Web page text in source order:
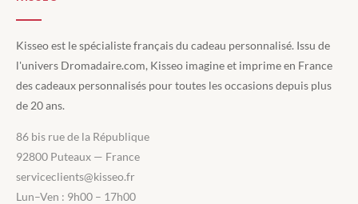
Kisseo est le spécialiste français du cadeau personnalisé. Issu de
l'univers Dromadaire.com, Kisseo imagine et imprime en France
des cadeaux personnalisés pour toutes les occasions depuis plus
de 20 ans.
86 bis rue de la République
92800 Puteaux — France
serviceclients@kisseo.fr
Lun–Ven : 9h00 – 17h00